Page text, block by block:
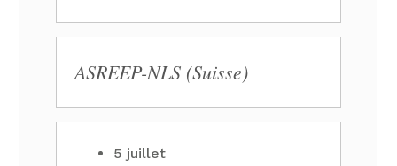
ASREEP-NLS (Suisse)
5 juillet